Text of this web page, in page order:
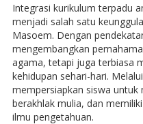
Integrasi kurikulum terpadu
menjadi salah satu
Masoem. Dengan
mengembangkan
agama, tetapi juga terbiasa
kehidupan sehari-hari.
mempersiapkan siswa untuk
berakhlak mulia, dan
ilmu pengetahuan.